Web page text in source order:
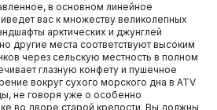
в основном линейное
вас к множеству великолепных
арктических и джунглей
другие места соответствуют высоким
через сельскую местность в полном
глазную конфету и пушечное
вокруг сухого морского дна в ATV
не говоря уже о особенно
во дворе старой крепости. Вы должны